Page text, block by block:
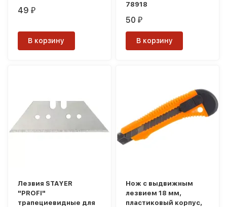
49₽
В корзину
78918
50₽
В корзину
Лезвия STAYER
"PROFI"
трапециевидные для
Нож с выдвижным
лезвием 18 мм,
пластиковый корпус,